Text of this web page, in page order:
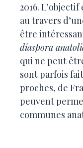
2016.
au travers
être
diaspora
qui ne peut
sont parfois
proches, de
peuvent
communes